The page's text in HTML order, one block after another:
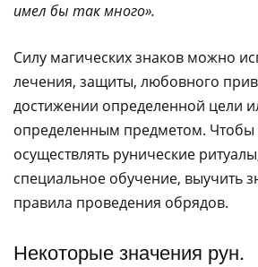
имел бы так много».
Силу магических знаков можно
лечения, защиты, любовного
достижении определенной цели
определенным предметом. Чтобы
осуществлять рунические
специальное обучение, выучить
правила проведения обрядов.
Некоторые значения рун.